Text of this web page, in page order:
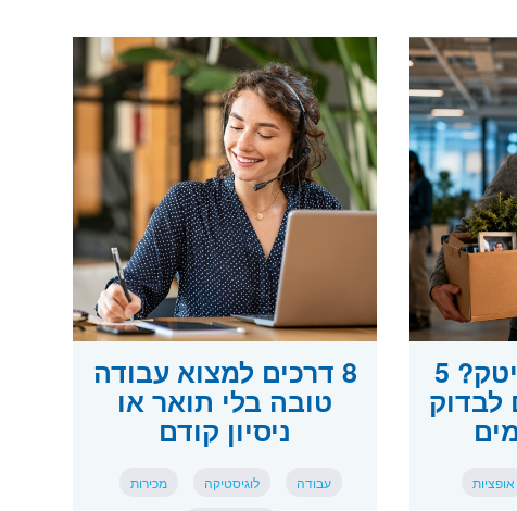
פוטרתם מההייטק? 5
לבדוק
אופציות
8 דרכים למצוא עבודה
טובה בלי תואר או
ניסיון קודם
עבודה לוגיסטיקה מכירות